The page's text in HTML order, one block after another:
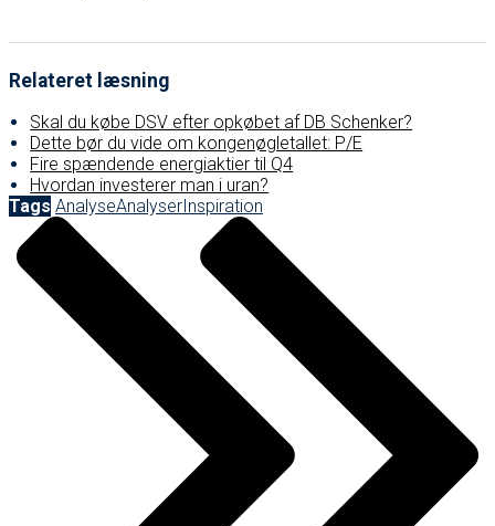
Relateret læsning
Skal du købe DSV efter opkøbet af DB Schenker?
Dette bør du vide om kongenøgletallet: P/E
Fire spændende energiaktier til Q4
Hvordan investerer man i uran?
Tags AnalyseAnalyserInspiration
Post
navigation